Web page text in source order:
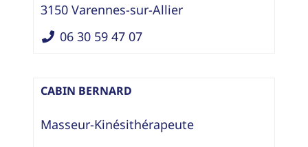
3150 Varennes-sur-Allier
06 30 59 47 07
CABIN BERNARD
Masseur-Kinésithérapeute